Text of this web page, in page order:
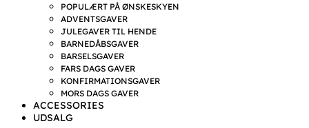
POPULÆRT PÅ ØNSKESKYEN
ADVENTSGAVER
JULEGAVER TIL HENDE
BARNEDÅBSGAVER
BARSELSGAVER
FARS DAGS GAVER
KONFIRMATIONSGAVER
MORS DAGS GAVER
ACCESSORIES
UDSALG